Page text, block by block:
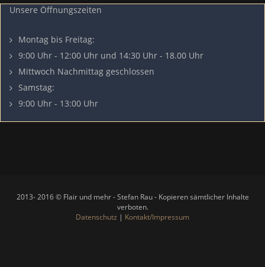
Unsere Öffnungszeiten
Montag bis Freitag:
9:00 Uhr - 12:00 Uhr und 14:30 Uhr - 18.00 Uhr
Mittwoch Nachmittag geschlossen
Samstag:
9:00 Uhr - 13:00 Uhr
2013- 2016 © Flair und mehr - Stefan Rau - Kopieren sämtlicher Inhalte
verboten.
Datenschutz | Kontakt/Impressum